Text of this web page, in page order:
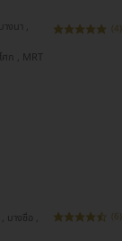
(4)
(6)